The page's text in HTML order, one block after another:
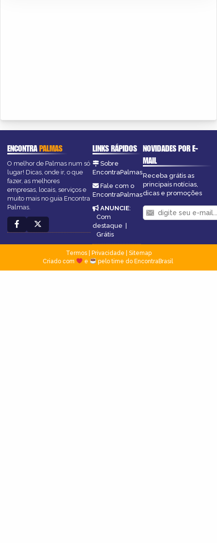
ENCONTRAPALMAS
O melhor de Palmas num só
lugar! Dicas, onde ir, o que
fazer, as melhores
empresas, locais, serviços e
muito mais no guia Encontra
Palmas.
LINKS RÁPIDOS
Sobre
EncontraPalmas
Fale com o
EncontraPalmas
ANUNCIE:
Com
destaque |
Grátis
NOVIDADES POR E-
MAIL
Receba grátis as
principais notícias,
dicas e promoções
Termos| Privacidade
Sitemap
Criado com
e pelo time do EncontraBrasil